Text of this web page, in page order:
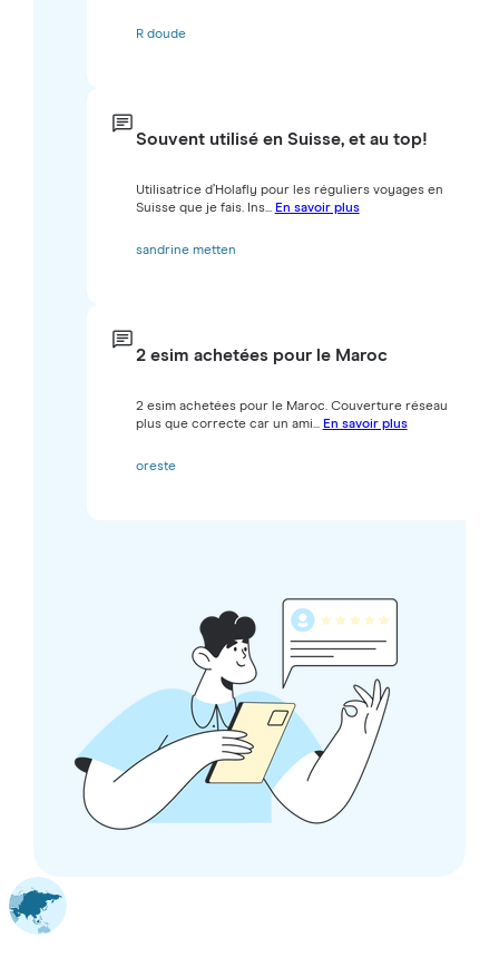
R doude
Souvent utilisé en Suisse, et au top!
Utilisatrice d’Holafly pour les réguliers voyages en
Suisse que je fais. Ins... En savoir plus
sandrine metten
2 esim achetées pour le Maroc
2 esim achetées pour le Maroc. Couverture réseau
plus que correcte car un ami... En savoir plus
oreste